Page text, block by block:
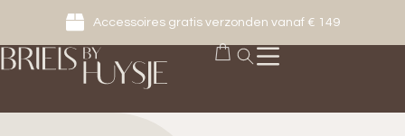
Accessoires gratis verzonden vanaf € 149